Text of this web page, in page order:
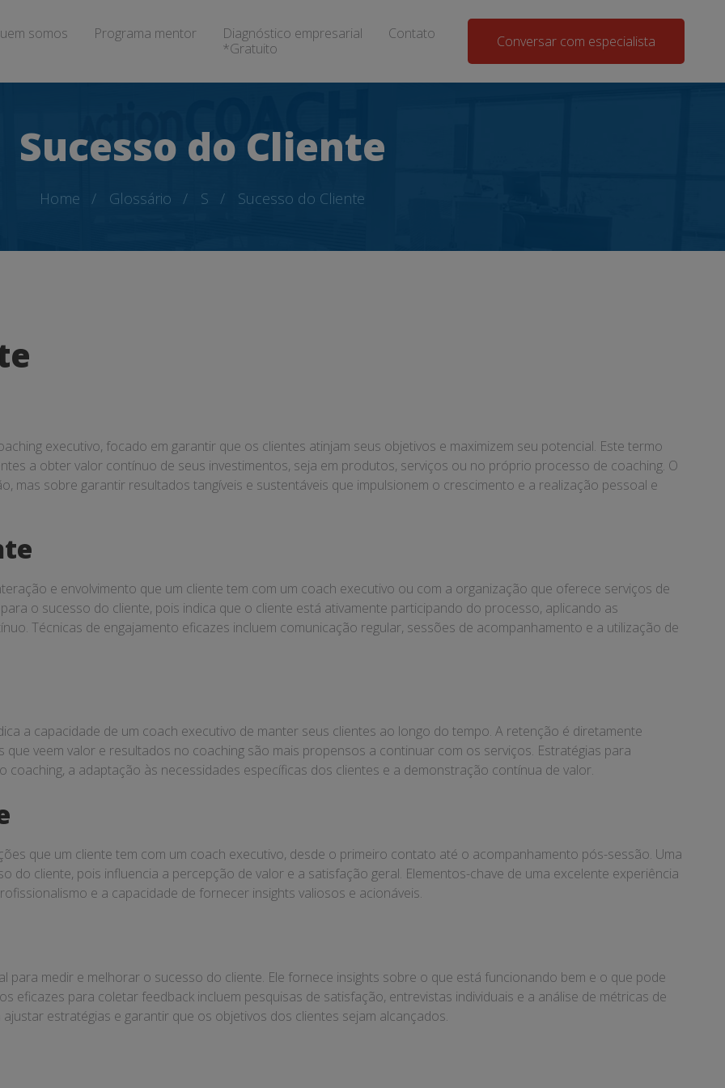
somos Programa mentor
Diagnóstico empresarial
*Gratuito
Contato Conversar com especialista
Sucesso do Cliente
Home Glossário S Sucesso do Cliente
executivo, focado em garantir que os clientes atinjam seus objetivos e maximizem seu potencial. Este termo
a obter valor contínuo de seus investimentos, seja em produtos, serviços ou no próprio processo de coaching. O
mas sobre garantir resultados tangíveis e sustentáveis que impulsionem o crescimento e a realização pessoal e
e envolvimento que um cliente tem com um coach executivo ou com a organização que oferece serviços de
o sucesso do cliente, pois indica que o cliente está ativamente participando do processo, aplicando as
Técnicas de engajamento eficazes incluem comunicação regular, sessões de acompanhamento e a utilização de
a capacidade de um coach executivo de manter seus clientes ao longo do tempo. A retenção é diretamente
veem valor e resultados no coaching são mais propensos a continuar com os serviços. Estratégias para
a adaptação às necessidades específicas dos clientes e a demonstração contínua de valor.
que um cliente tem com um coach executivo, desde o primeiro contato até o acompanhamento pós-sessão. Uma
do cliente, pois influencia a percepção de valor e a satisfação geral. Elementos-chave de uma excelente experiência
e a capacidade de fornecer insights valiosos e acionáveis.
para medir e melhorar o sucesso do cliente. Ele fornece insights sobre o que está funcionando bem e o que pode
eficazes para coletar feedback incluem pesquisas de satisfação, entrevistas individuais e a análise de métricas de
estratégias e garantir que os objetivos dos clientes sejam alcançados.